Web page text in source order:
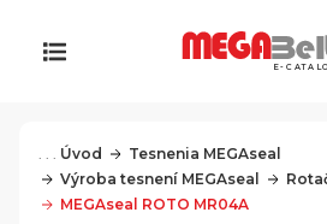
E-
. . . Úvod
Tesnenia MEGAseal
Výroba tesnení MEGAseal
MEGAseal ROTO MR04A